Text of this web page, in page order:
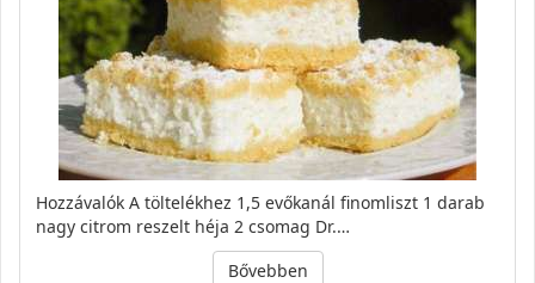
Hozzávalók A töltelékhez 1,5 evőkanál finomliszt 1 darab
nagy citrom reszelt héja 2 csomag Dr.…
Bővebben